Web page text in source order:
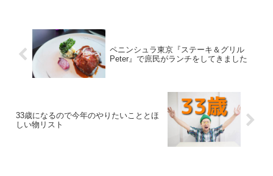
ペニンシュラ東京『ステーキ＆グリル
Peter』で庶民がランチをしてきました
33歳になるので今年のやりたいこととほ
しい物リスト